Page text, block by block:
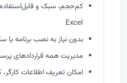
کم‌حجم، سبک و
Excel
بدون نیاز به نصب برنامه یا
مدیریت همه قراردادهای
امکان تعریف اطلاعات کارگر،